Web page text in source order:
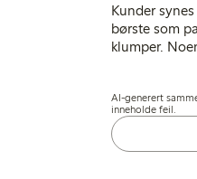
Kunder
børste som
klumper.
mykere
AI-generert
inneholde feil.